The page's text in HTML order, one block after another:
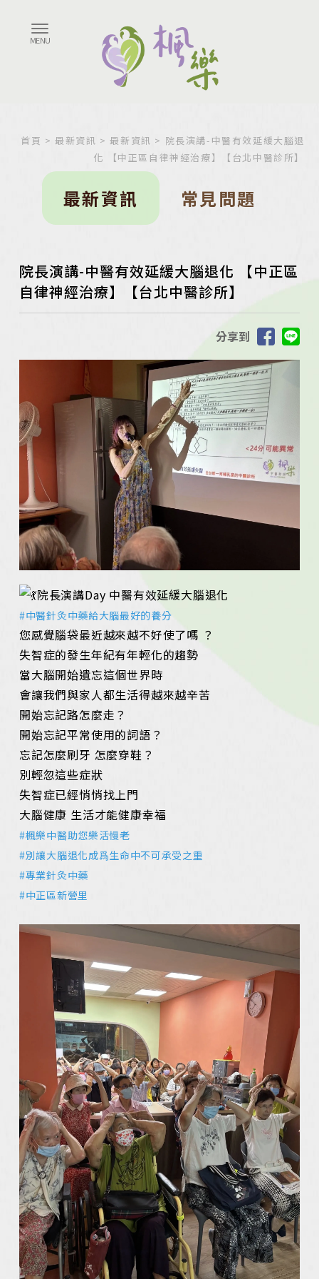
首頁 >最新資訊 >最新資訊 > 院長演講-中醫有效延緩大腦退
化 【中正區自律神經治療】【台北中醫診所】
最新資訊 常見問題
院長演講-中醫有效延緩大腦退化 【中正區
自律神經治療】【台北中醫診所】
分享到
院長演講Day 中醫有效延緩大腦退化
#中醫針灸中藥給大腦最好的養分
您感覺腦袋最近越來越不好使了嗎 ？
失智症的發生年紀有年輕化的趨勢
當大腦開始遺忘這個世界時
會讓我們與家人都生活得越來越辛苦
開始忘記路怎麼走？
開始忘記平常使用的詞語？
忘記怎麼刷牙 怎麼穿鞋？
別輕忽這些症狀
失智症已經悄悄找上門
大腦健康 生活才能健康幸福
#楓樂中醫助您樂活慢老
#別讓大腦退化成爲生命中不可承受之重
#專業針灸中藥
#中正區新營里